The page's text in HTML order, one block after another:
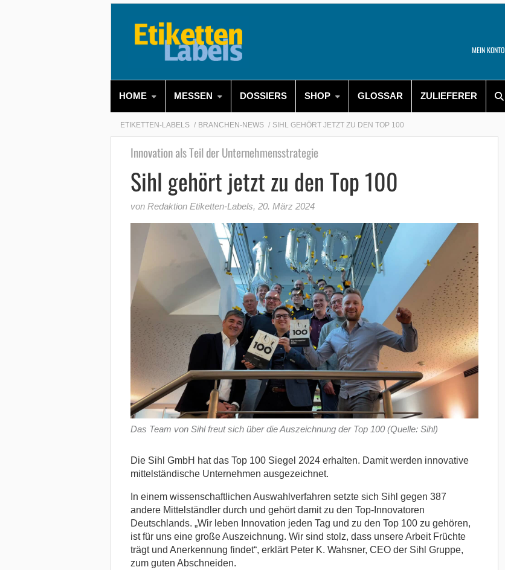
MEIN KONTO
HOME MESSEN DOSSIERS SHOP GLOSSAR ZULIEFERER
ETIKETTEN-LABELS BRANCHEN-NEWS SIHL GEHÖRT JETZT ZU DEN TOP 100
Innovation als Teil der Unternehmensstrategie
Sihl gehört jetzt zu den Top 100
von Redaktion Etiketten-Labels, 20. März 2024
Das Team von Sihl freut sich über die Auszeichnung der Top 100 (Quelle: Sihl)
Die Sihl GmbH hat das Top 100 Siegel 2024 erhalten. Damit werden innovative
mittelständische Unternehmen ausgezeichnet.
In einem wissenschaftlichen Auswahlverfahren setzte sich Sihl gegen 387
andere Mittelständler durch und gehört damit zu den Top-Innovatoren
Deutschlands. „Wir leben Innovation jeden Tag und zu den Top 100 zu gehören,
ist für uns eine große Auszeichnung. Wir sind stolz, dass unsere Arbeit Früchte
trägt und Anerkennung findet“, erklärt Peter K. Wahsner, CEO der Sihl Gruppe,
zum guten Abschneiden.